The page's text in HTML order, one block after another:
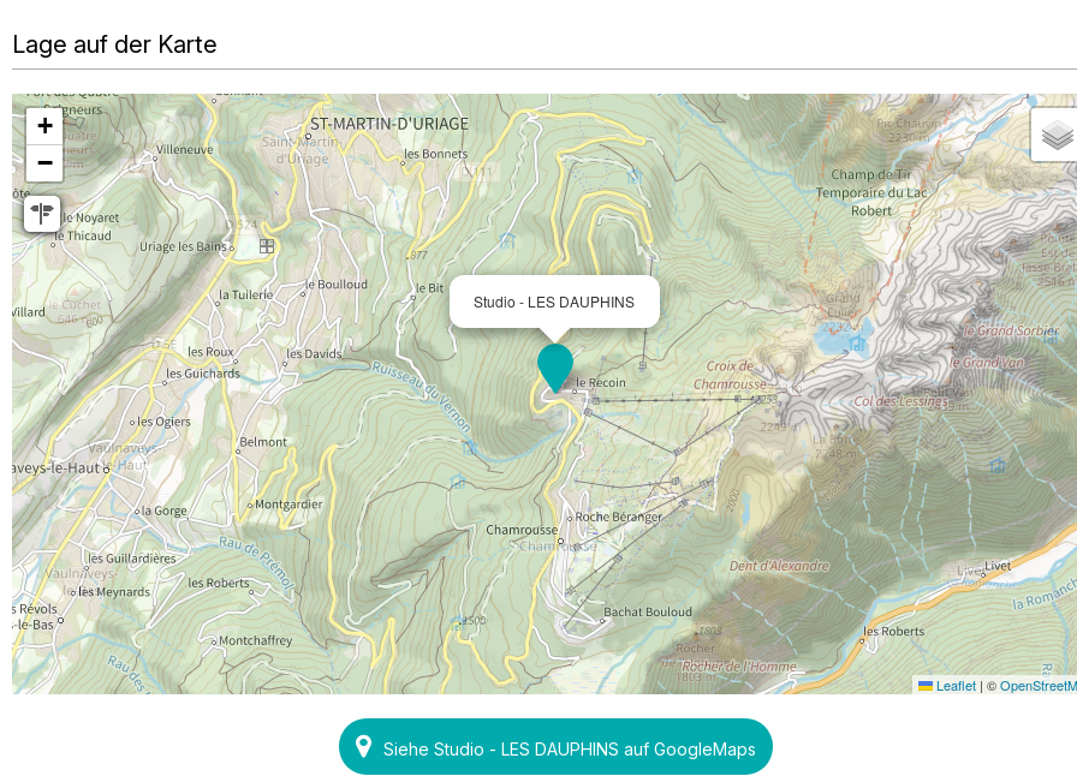
Lage auf der Karte
Studio - LES DAUPHINS
+
−
Leaflet | ©
Siehe Studio - LES DAUPHINS auf GoogleMaps